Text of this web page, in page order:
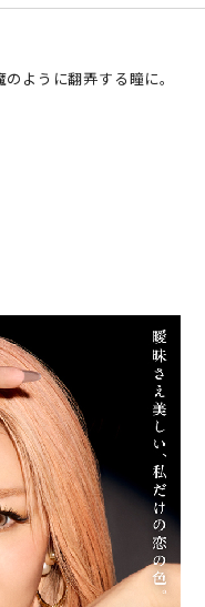
ように翻弄する瞳に。